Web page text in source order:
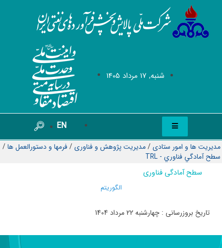
شنبه, 17 مرداد 1405
EN
مدیریت ها و امور ستادی/مدیریت پژوهش و فناوری/فرمها و دستورالعمل ها/
سطح آمادگي فناوري - TRL
سطح آمادگی فناوری
الگوریتم
تاریخ بروزرسانی : چهارشنبه 22 مرداد 1404